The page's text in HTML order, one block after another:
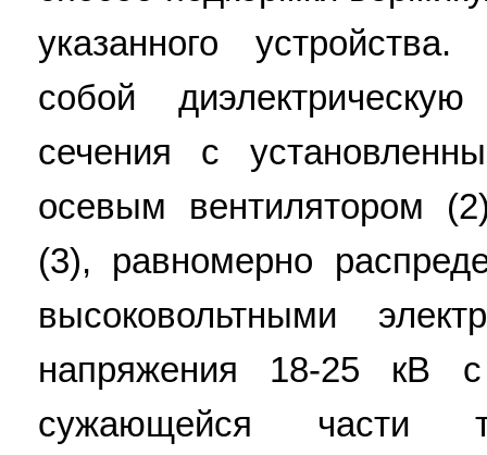
указанного устройства.
собой
сечения с
осевым вентилятором
(3), равномерно
высоковольтными
напряжения 18-25 кВ
сужающейся части